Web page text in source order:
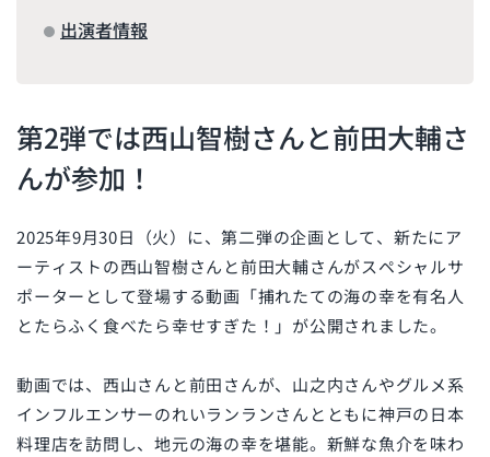
出演者情報
第2弾では西山智樹さんと前田大輔さ
んが参加！
2025年9月30日（火）に、第二弾の企画として、新たにア
ーティストの西山智樹さんと前田大輔さんがスペシャルサ
ポーターとして登場する動画「捕れたての海の幸を有名人
とたらふく食べたら幸せすぎた！」が公開されました。
動画では、西山さんと前田さんが、山之内さんやグルメ系
インフルエンサーのれいランランさんとともに神戸の日本
料理店を訪問し、地元の海の幸を堪能。新鮮な魚介を味わ